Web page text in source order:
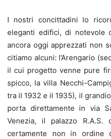
I nostri concittadini lo
eleganti edifici, di notevole
ancora oggi apprezzati non
citiamo alcuni: l’Arengario
il cui progetto venne pure
spicco, la villa Necchi-
tra il 1932 e il 1935), il
porta direttamente in via
Venezia, il palazzo
certamente non in ordine